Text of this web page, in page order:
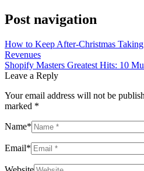
Post navigation
How to Keep After-Christmas
Revenues
Shopify Masters Greatest Hits: 10
Leave a Reply
Your email address will not be
marked *
Name*
Email*